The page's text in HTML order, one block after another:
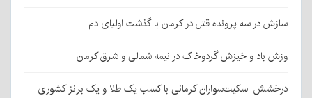
سازش در سه پرونده قتل در کرمان با گذشت اولیای دم
وزش باد و خیزش گردوخاک در نیمه شمالی و شرق کرمان
درخشش اسکیت‌سواران کرمانی با کسب یک طلا و یک برنز کشوری